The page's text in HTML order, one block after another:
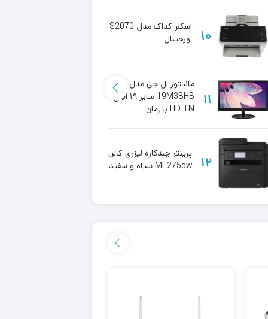
10
اسکنر کداک مدل S2070
اورجینال
11
مانیتور ال جی مدل
19M38HB سایز ۱۹ اینچ
HD TN با زمان
12
پرینتر چندکاره لیزری کانن
MF275dw سیاه و سفید